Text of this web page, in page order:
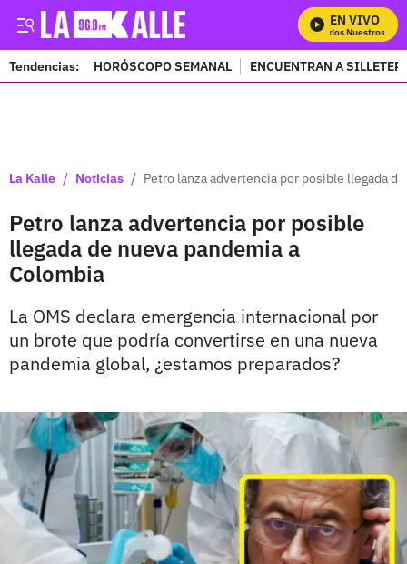
EN VIVO
Mira Todos Nuestros
Tendencias: HORÓSCOPO SEMANAL ENCUENTRAN A
La Kalle / Noticias / Petro lanza advertencia por posible llegada
Petro lanza advertencia por posible
llegada de nueva pandemia a
Colombia
La OMS declara emergencia internacional por
un brote que podría convertirse en una nueva
pandemia global, ¿estamos preparados?